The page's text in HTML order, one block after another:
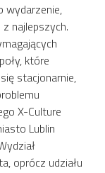
wydarzenie,
najlepszych.
które
stacjonarnie,
X-Culture
Lublin
oprócz udziału